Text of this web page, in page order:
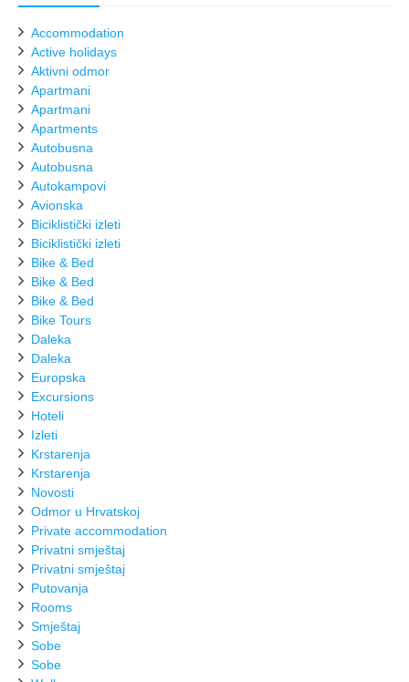
Accommodation
Active holidays
Aktivni odmor
Apartmani
Apartmani
Apartments
Autobusna
Autobusna
Autokampovi
Avionska
Biciklistički izleti
Biciklistički izleti
Bike & Bed
Bike & Bed
Bike & Bed
Bike Tours
Daleka
Daleka
Europska
Excursions
Hoteli
Izleti
Krstarenja
Krstarenja
Novosti
Odmor u Hrvatskoj
Private accommodation
Privatni smještaj
Privatni smještaj
Putovanja
Rooms
Smještaj
Sobe
Sobe